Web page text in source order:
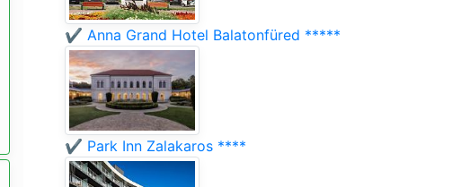
✔️ Anna Grand Hotel Balatonfüred *****
✔️ Park Inn Zalakaros ****